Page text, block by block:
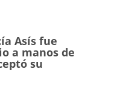
Asís fue
a manos de
su